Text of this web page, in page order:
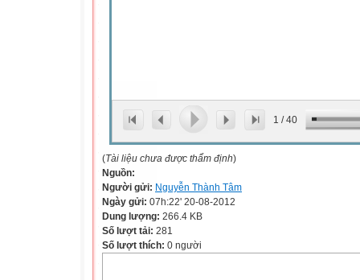
1 /40
(Tài liệu chưa được thẩm định)
Nguồn:
Người gửi: Nguyễn Thành Tâm
Ngày gửi: 07h:22' 20-08-2012
Dung lượng: 266.4 KB
Số lượt tải: 281
Số lượt thích: 0 người